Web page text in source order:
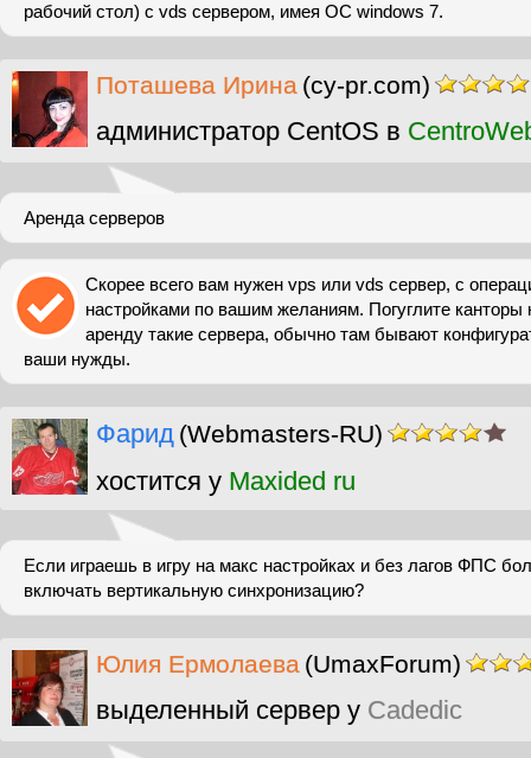
рабочий стол) с vds сервером, имея ОС windows 7.
Поташева Ирина (cy-pr.com)
администратор CentOS в
Аренда серверов
Скорее всего вам нужен vps или vds сервер, с
настройками по вашим желаниям. Погуглите канторы
аренду такие сервера, обычно там бывают
ваши нужды.
Фарид (Webmasters-RU)
хостится у Maxided ru
Если играешь в игру на макс настройках и без лагов ФПС
включать вертикальную синхронизацию?
Юлия Ермолаева (UmaxForum)
выделенный сервер у Cadedic